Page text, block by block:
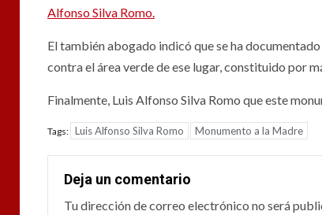
Alfonso Silva Romo.
El también abogado indicó que se ha
contra el área verde de ese lugar, constituido por
Finalmente, Luis Alfonso Silva Romo que este
Tags: Luis Alfonso Silva Romo Monumento a la Madre
Deja un comentario
Tu dirección de correo electrónico no será